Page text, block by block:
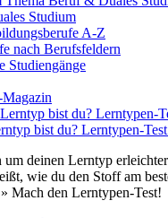
Studium
A-Z
nach Berufsfeldern
Studiengänge
bist du? Lerntypen-
um deinen Lerntyp
wie du den Stoff am
Mach den Lerntypen-Test!